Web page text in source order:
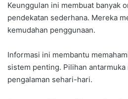
Keunggulan ini membuat banyak
pendekatan sederhana. Mereka
kemudahan penggunaan.
Informasi ini membantu
sistem penting. Pilihan
pengalaman sehari-hari.